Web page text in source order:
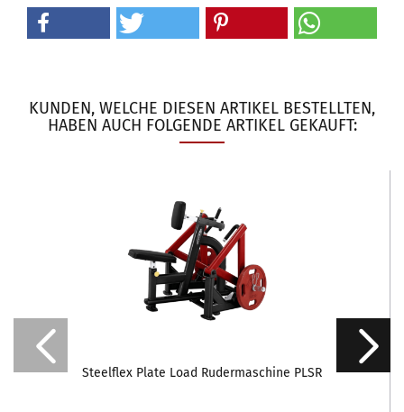
KUNDEN, WELCHE DIESEN ARTIKEL BESTELLTEN,
HABEN AUCH FOLGENDE ARTIKEL GEKAUFT:
Steelflex Plate Load Rudermaschine PLSR